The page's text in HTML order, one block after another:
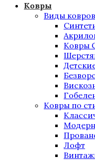
Ковры
Виды ковров
Ковры
Ковры по
Модерн
Лофт